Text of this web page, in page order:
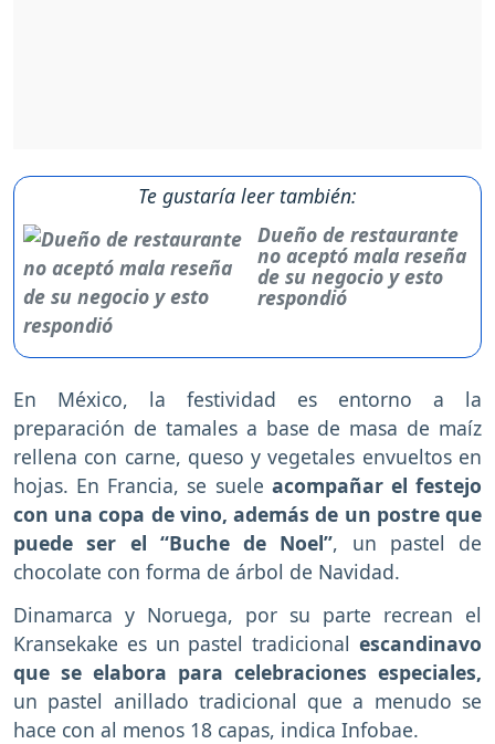
Te gustaría leer también:
Dueño de restaurante
no aceptó mala reseña
de su negocio y esto
respondió
En México, la festividad es entorno a la
preparación de tamales a base de masa de maíz
rellena con carne, queso y vegetales envueltos en
hojas. En Francia, se suele acompañar el festejo
con una copa de vino, además de un postre que
puede ser el “Buche de Noel”, un pastel de
chocolate con forma de árbol de Navidad.
Dinamarca y Noruega, por su parte recrean el
Kransekake es un pastel tradicional escandinavo
que se elabora para celebraciones especiales,
un pastel anillado tradicional que a menudo se
hace con al menos 18 capas, indica Infobae.